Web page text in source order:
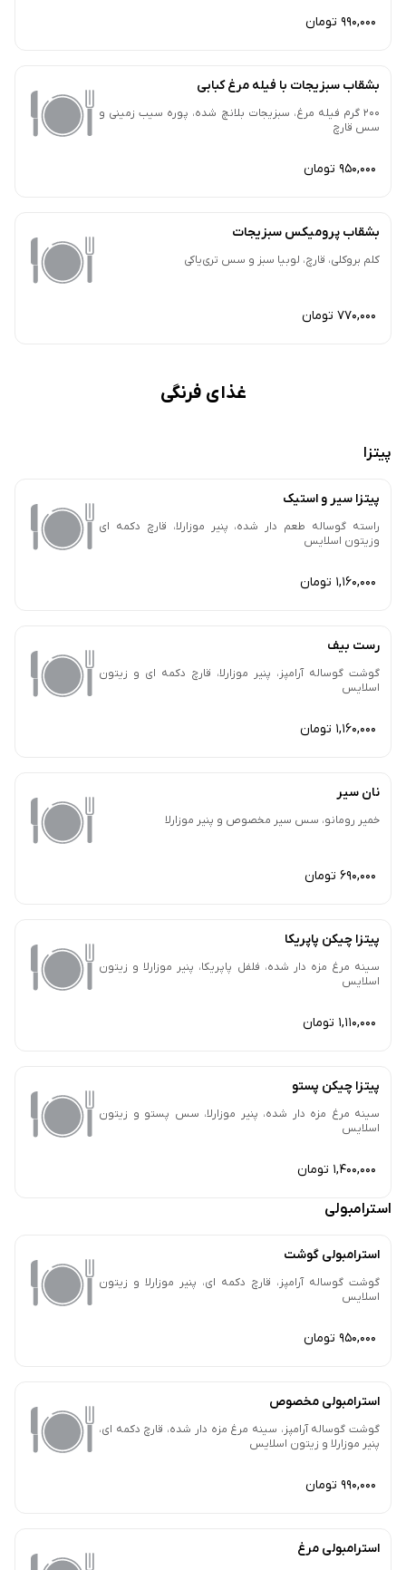
990,000 تومان
بشقاب سبزیجات با فیله مرغ کبابی
200 گرم فیله مرغ، سبزیجات بلانچ شده، پوره سیب زمینی و
سس قارچ
950,000 تومان
بشقاب پرومیکس سبزیجات
کلم بروکلی، قارچ، لوبیا سبز و سس تری‌یاکی
770,000 تومان
غذای فرنگی
پیتزا
پیتزا سیر و استیک
راسته گوساله طعم دار شده، پنیر موزارلا، قارچ دکمه ای
وزیتون اسلایس
1,160,000 تومان
رست بیف
گوشت گوساله آرامپز، پنیر موزارلا، قارچ دکمه ای و زیتون
اسلایس
1,160,000 تومان
نان سیر
خمیر رومانو، سس سیر مخصوص و پنیر موزارلا
690,000 تومان
پیتزا چیکن پاپریکا
سینه مرغ مزه دار شده، فلفل پاپریکا، پنیر موزارلا و زیتون
اسلایس
1,110,000 تومان
پیتزا چیکن پستو
سینه مرغ مزه دار شده، پنیر موزارلا، سس پستو و زیتون
اسلایس
1,400,000 تومان
استرامبولی
استرامبولی گوشت
گوشت گوساله آرامپز، قارچ دکمه ای، پنیر موزارلا و زیتون
اسلایس
950,000 تومان
استرامبولی مخصوص
گوشت گوساله آرامپز، سینه مرغ مزه دار شده، قارچ دکمه ای،
پنیر موزارلا و زیتون اسلایس
990,000 تومان
استرامبولی مرغ